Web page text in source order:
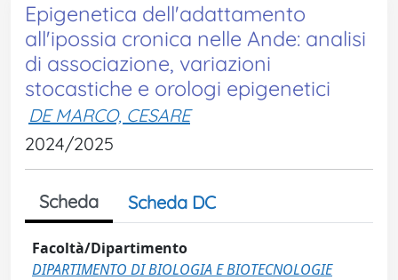
Epigenetica dell'adattamento
all'ipossia cronica nelle Ande: analisi
di associazione, variazioni
stocastiche e orologi epigenetici
DE MARCO, CESARE
2024/2025
Scheda Scheda DC
Facoltà/Dipartimento
DIPARTIMENTO DI BIOLOGIA E BIOTECNOLOGIE